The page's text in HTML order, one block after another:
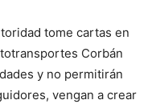
tome cartas en
Corbán
y no permitirán
vengan a crear